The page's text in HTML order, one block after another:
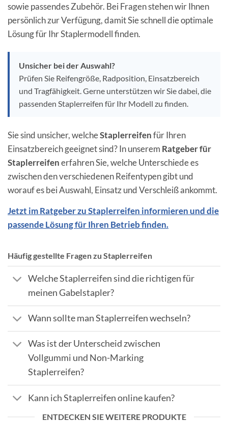
sowie passendes Zubehör. Bei Fragen stehen wir Ihnen
persönlich zur Verfügung, damit Sie schnell die optimale
Lösung für Ihr Staplermodell finden.
Unsicher bei der Auswahl?
Prüfen Sie Reifengröße, Radposition, Einsatzbereich
und Tragfähigkeit. Gerne unterstützen wir Sie dabei, die
passenden Staplerreifen für Ihr Modell zu finden.
Sie sind unsicher, welcheStaplerreifenfür Ihren
Einsatzbereich geeignet sind? In unserem Ratgeber für
Staplerreifenerfahren Sie, welche Unterschiede es
zwischen den verschiedenen Reifentypen gibt und
worauf es bei Auswahl, Einsatz und Verschleiß ankommt.
Jetzt im Ratgeber zu Staplerreifen informieren und die
passende Lösung für Ihren Betrieb finden.
Häufig gestellte Fragen zu Staplerreifen
Welche Staplerreifen sind die richtigen für
meinen Gabelstapler?
Wann sollte man Staplerreifen wechseln?
Was ist der Unterscheid zwischen
Vollgummi und Non-Marking
Staplerreifen?
Kann ich Staplerreifen online kaufen?
ENTDECKEN SIE WEITERE PRODUKTE